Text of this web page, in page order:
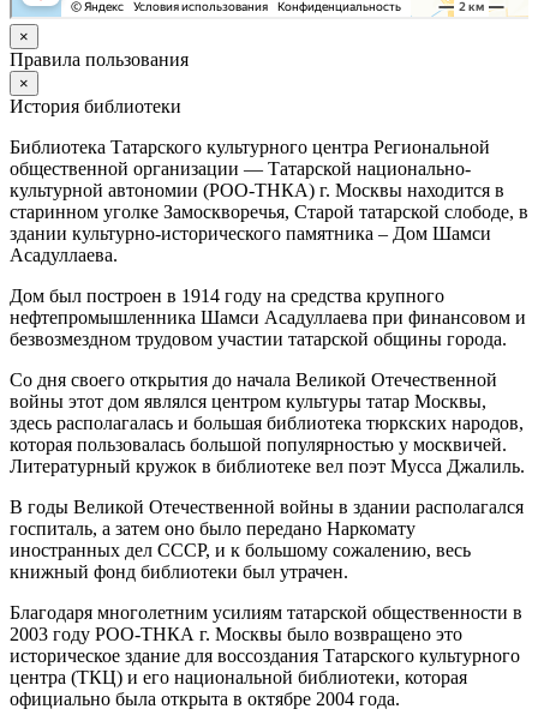
×
Правила пользования
×
История библиотеки
Библиотека Татарского культурного центра Региональной
общественной организации — Татарской национально-
культурной автономии (РОО-ТНКА) г. Москвы находится в
старинном уголке Замоскворечья, Старой татарской слободе, в
здании культурно-исторического памятника – Дом Шамси
Асадуллаева.
Дом был построен в 1914 году на средства крупного
нефтепромышленника Шамси Асадуллаева при финансовом и
безвозмездном трудовом участии татарской общины города.
Со дня своего открытия до начала Великой Отечественной
войны этот дом являлся центром культуры татар Москвы,
здесь располагалась и большая библиотека тюркских народов,
которая пользовалась большой популярностью у москвичей.
Литературный кружок в библиотеке вел поэт Мусса Джалиль.
В годы Великой Отечественной войны в здании располагался
госпиталь, а затем оно было передано Наркомату
иностранных дел СССР, и к большому сожалению, весь
книжный фонд библиотеки был утрачен.
Благодаря многолетним усилиям татарской общественности в
2003 году РОО-ТНКА г. Москвы было возвращено это
историческое здание для воссоздания Татарского культурного
центра (ТКЦ) и его национальной библиотеки, которая
официально была открыта в октябре 2004 года.